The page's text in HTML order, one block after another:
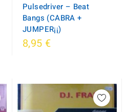
Pulsedriver – Beat
Bangs (CABRA +
JUMPER¡¡)
8,95 €